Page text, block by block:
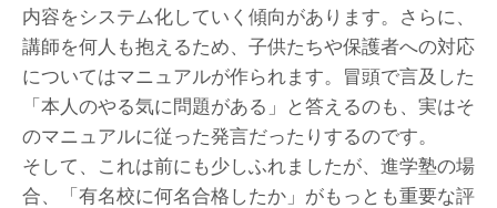
内容をシステム化していく傾向があります。さらに、
講師を何人も抱えるため、子供たちや保護者への対応
についてはマニュアルが作られます。冒頭で言及した
「本人のやる気に問題がある」と答えるのも、実はそ
のマニュアルに従った発言だったりするのです。
そして、これは前にも少しふれましたが、進学塾の場
合、「有名校に何名合格したか」がもっとも重要な評